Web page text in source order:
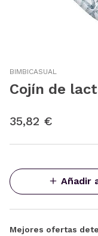
BIMBICASUAL
Cojín de
35,82 €
Añadir
Mejores ofertas